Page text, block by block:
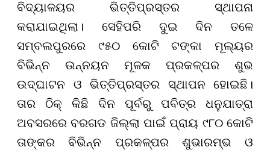
ବିଦ୍ୟାଳୟର ଭିତ୍ତିପ୍ରସ୍ତର ସ୍ଥାପନା
କରାଯାଇଥିଲା। ସେହିପରି ଦୁଇ ଦିନ ତଳେ
ସମ୍ବଲପୁରରେ ୯୫୦ କୋଟି ଟଙ୍କା ମୂଲ୍ୟର
ବିଭିନ୍ନ ଉନ୍ନୟନ ମୂଳକ ପ୍ରକଳ୍ପର ଶୁଭ
ଉଦ୍ଘାଟନ ଓ ଭିତ୍ତିପ୍ରସ୍ତର ସ୍ଥାପନ ହୋଇଛି।
ତାର ଠିକ୍ କିଛି ଦିନ ପୂର୍ବରୁ ପବିତ୍ର ଧନୁଯାତ୍ରା
ଅବସରରେ ବରଗଡ ଜିଲ୍ଲା ପାଇଁ ପ୍ରାୟ ୯୮୦ କୋଟି
ତାଙ୍କର ବିଭିନ୍ନ ପ୍ରକଳ୍ପର ଶୁଭାରମ୍ଭ ଓ